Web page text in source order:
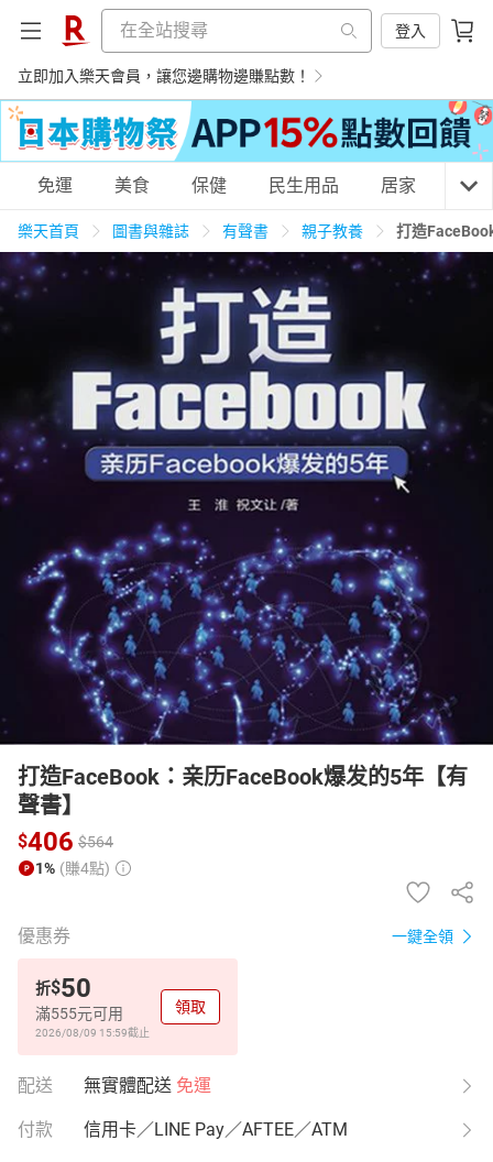
登入
立即加入樂天會員，讓您邊購物邊賺點數！
購物網分類
天天免運 美食蛋糕 養生保健 民生用品
居家生活 3C家電 運動休閒 親子玩具
女裝 男裝 化妝保養 情趣用品
日本購物 電子/紙本書
HOT
免運 美食 保健 民生用品 居家 3C
樂天首頁 圖書與雜誌 有聲書 親子教養 打造
打造FaceBook：亲历FaceBook爆发的5年【有
聲書】
$406 $564
1% (賺4點)
優惠券 一鍵全領
折$50
滿555元可用
2026/08/09 15:59截止
領取
配送 無實體配送 免運
付款 信用卡／LINE Pay／AFTEE／ATM